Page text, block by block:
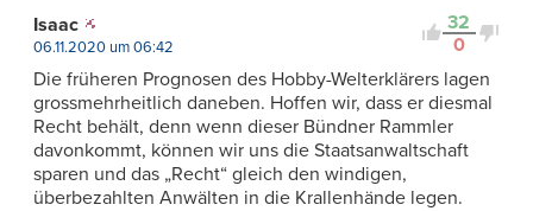
32
0
Isaac
06.11.2020 um 06:42
Die früheren Prognosen des Hobby-Welterklärers lagen
grossmehrheitlich daneben. Hoffen wir, dass er diesmal
Recht behält, denn wenn dieser Bündner Rammler
davonkommt, können wir uns die Staatsanwaltschaft
sparen und das „Recht“ gleich den windigen,
überbezahlten Anwälten in die Krallenhände legen.